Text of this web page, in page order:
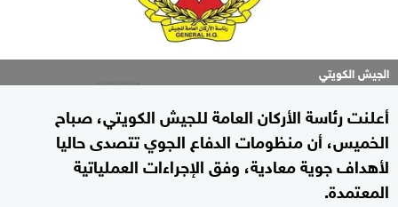
الجيش الكويتي
أعلنت رئاسة الأركان العامة للجيش الكويتي، صباح
الخميس، أن منظومات الدفاع الجوي تتصدى حاليا
لأهداف جوية معادية، وفق الإجراءات العملياتية
المعتمدة.